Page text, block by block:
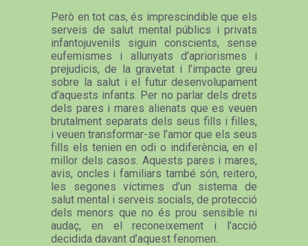
Però en tot cas, és imprescindible que els
serveis de salut mental públics i privats
infantojuvenils siguin conscients, sense
eufemismes i allunyats d’apriorismes i
prejudicis, de la gravetat i l’impacte greu
sobre la salut i el futur desenvolupament
d’aquests infants. Per no parlar dels drets
dels pares i mares alienats que es veuen
brutalment separats dels seus fills i filles,
i veuen transformar-se l’amor que els seus
fills els tenien en odi o indiferència, en el
millor dels casos. Aquests pares i mares,
avis, oncles i familiars també són, reitero,
les segones víctimes d’un sistema de
salut mental i serveis socials, de protecció
dels menors que no és prou sensible ni
audaç, en el reconeixement i l’acció
decidida davant d’aquest fenomen.